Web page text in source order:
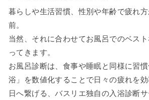
暮らしや生活習慣、性別や年齢で疲れ
前。
当然、それに合わせてお風呂でのベス
ってきます。
お風呂診断は、食事や睡眠と同様に習
浴」を数値化することで日々の疲れを
日へ繋げる、バスリエ独自の入浴診断サ